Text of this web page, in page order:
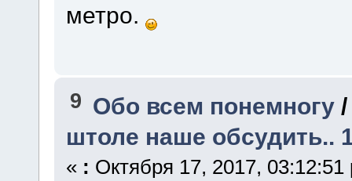
метро.
9 Обо всем понемногу
штоле наше обсудить..
« : Октября 17, 2017, 03:12:51